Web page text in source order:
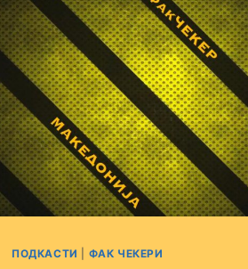
ПОДКАСТИ ФАК ЧЕКЕРИ